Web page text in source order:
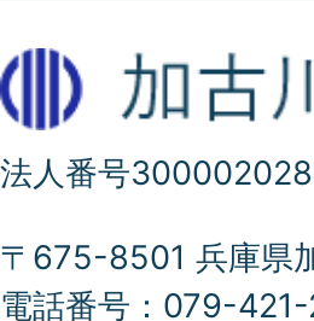
法人番号
〒675-8501 兵庫県
電話番号：079-421-